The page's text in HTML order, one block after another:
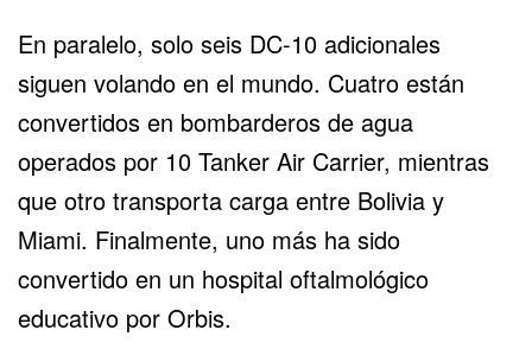
En paralelo, solo seis DC-10 adicionales
siguen volando en el mundo. Cuatro están
convertidos en bombarderos de agua
operados por 10 Tanker Air Carrier, mientras
que otro transporta carga entre Bolivia y
Miami. Finalmente, uno más ha sido
convertido en un hospital oftalmológico
educativo por Orbis.